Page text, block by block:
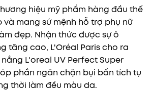
hiệu mỹ phẩm hàng đầu thế
và mang sứ mệnh hỗ trợ phụ nữ
đẹp. Nhận thức được sự ô
tăng cao, L'Oréal Paris cho ra
L'oreal UV Perfect Super
phần ngăn chặn bụi bẩn tích tụ
thời làm đều màu da.